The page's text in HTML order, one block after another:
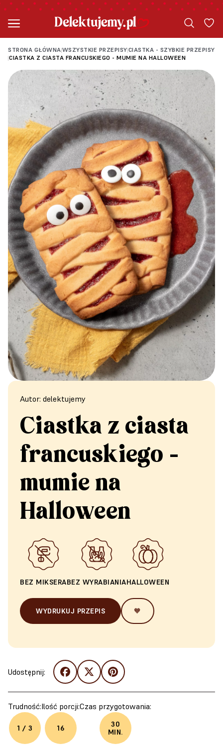
STRONA GŁÓWNA|WSZYSTKIE PRZEPISY|CIASTKA - SZYBKIE PRZEPISY
|CIASTKA Z CIASTA FRANCUSKIEGO - MUMIE NA HALLOWEEN
Autor: delektujemy
Ciastka z ciasta
francuskiego -
mumie na
Halloween
BEZ MIKSERABEZ WYRABIANIAHALLOWEEN
WYDRUKUJ PRZEPIS 🧡
Udostępnij:
Trudność:
1 / 3
Ilość porcji:
16
Czas przygotowania:
30
MIN.